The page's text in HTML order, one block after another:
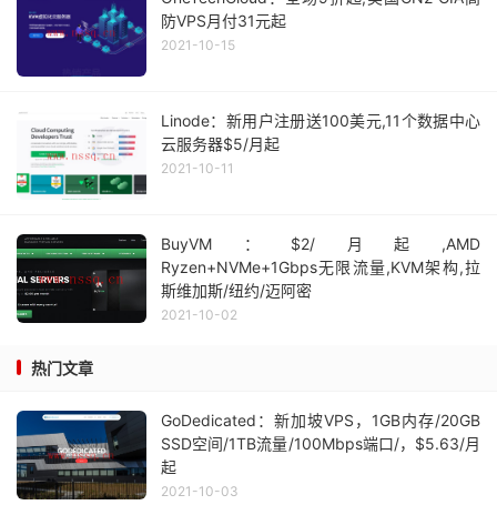
防VPS月付31元起
2021-10-15
Linode：新用户注册送100美元,11个数据中心
云服务器$5/月起
2021-10-11
BuyVM：$2/月起,AMD
Ryzen+NVMe+1Gbps无限流量,KVM架构,拉
斯维加斯/纽约/迈阿密
2021-10-02
热门文章
GoDedicated：新加坡VPS，1GB内存/20GB
SSD空间/1TB流量/100Mbps端口/，$5.63/月
起
2021-10-03